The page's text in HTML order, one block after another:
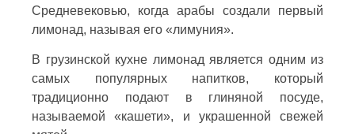
Средневековью, когда арабы создали первый
лимонад, называя его «лимуния».
В грузинской кухне лимонад является одним из
самых популярных напитков, который
традиционно подают в глиняной посуде,
называемой «кашети», и украшенной свежей